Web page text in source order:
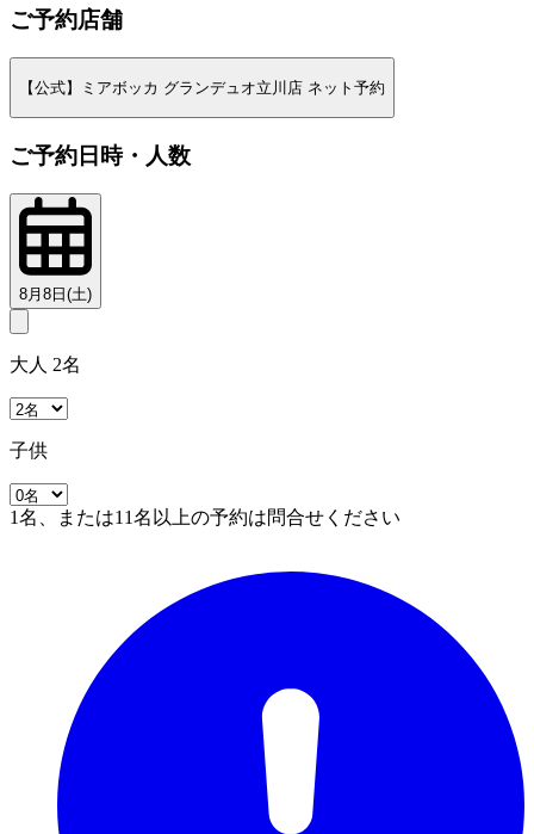
ご予約店舗
【公式】ミアボッカ グランデュオ立川店 ネット予約
ご予約日時・人数
8月8日(土)
大人 2名
子供
1名、または11名以上の予約は問合せください